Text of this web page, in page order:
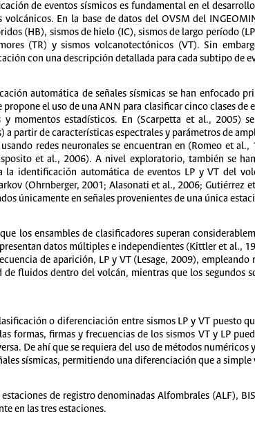
de eventos sísmicos es fundamental en el
En la base de datos del OVSM del
(HB), sismos de hielo (IC), sismos de largo período
(TR) y sismos volcanotectónicos (VT). Sin
con una descripción detallada para cada subtipo de
automática de señales sísmicas se han enfocado
el uso de una ANN para clasificar cinco clases de
y momentos estadísticos. En (Scarpetta et al., 2005)
a partir de características espectrales y parámetros de
redes neuronales se encuentran en (Romeo et
et al., 2006). A nivel exploratorio, también se
la identificación automática de eventos LP y VT del
(Ohrnberger, 2001; Alasonati et al., 2006; Gutiérrez
únicamente en señales provenientes de una única
los ensambles de clasificadores superan
datos múltiples e independientes (Kittler et al.,
de aparición, LP y VT (Lesage, 2009),
fluidos dentro del volcán, mientras que los
o diferenciación entre sismos LP y VT puesto
formas, firmas y frecuencias de los sismos VT y LP
De ahí que se requiera del uso de métodos
sísmicas, permitiendo una diferenciación que a
de registro denominadas Alfombrales (ALF),
en las tres estaciones.